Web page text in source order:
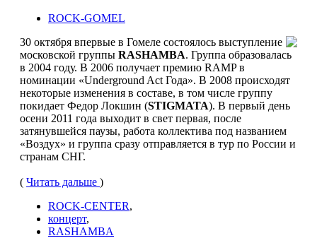
ROCK-GOMEL
30 октября впервые в Гомеле состоялось выступление
московской группы RASHAMBA. Группа образовалась
в 2004 году. В 2006 получает премию RAMP в
номинации «Underground Act Года». В 2008 происходят
некоторые изменения в составе, в том числе группу
покидает Федор Локшин (STIGMATA). В первый день
осени 2011 года выходит в свет первая, после
затянувшейся паузы, работа коллектива под названием
«Воздух» и группа сразу отправляется в тур по России и
странам СНГ.
( Читать дальше )
ROCK-CENTER,
концерт,
RASHAMBA